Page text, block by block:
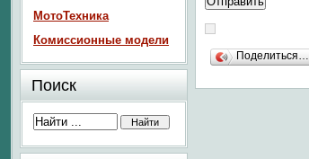
Поделиться…
МотоТехника
Комиссионные модели
Поиск